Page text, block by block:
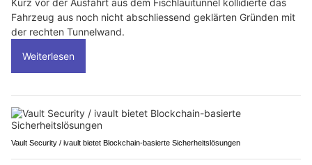
Kurz vor der Ausfahrt aus dem Fischlauitunnel kollidierte das
Fahrzeug aus noch nicht abschliessend geklärten Gründen mit
der rechten Tunnelwand.
Weiterlesen
Vault Security / ivault bietet Blockchain-basierte Sicherheitslösungen